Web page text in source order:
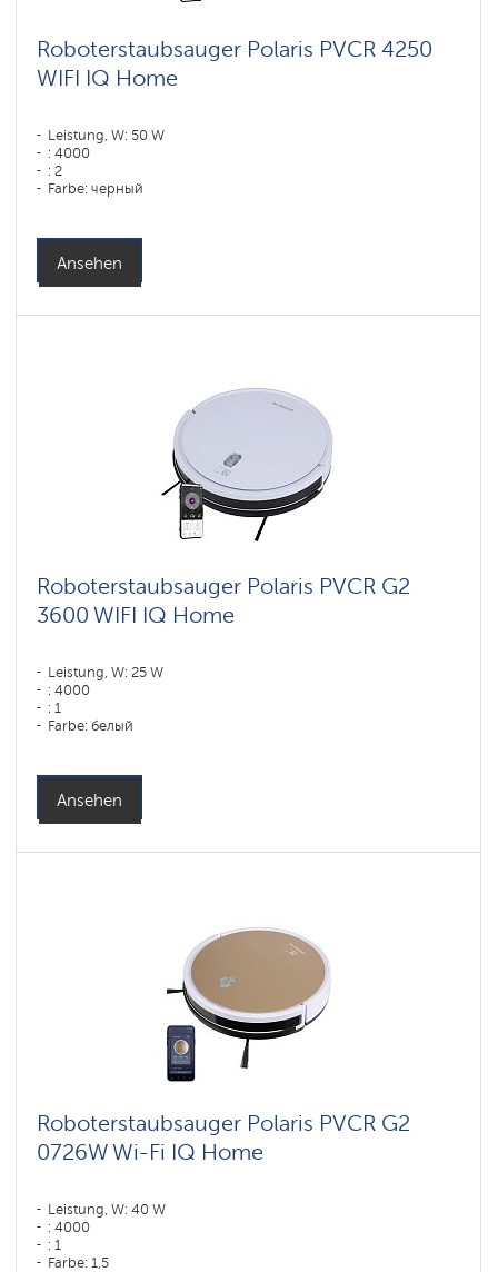
Roboterstaubsauger Polaris PVCR 4250
WIFI IQ Home
Leistung, W: 50 W
: 4000
: 2
Farbe: черный
Ansehen
Roboterstaubsauger Polaris PVCR G2
3600 WIFI IQ Home
Leistung, W: 25 W
: 4000
: 1
Farbe: белый
Ansehen
Roboterstaubsauger Polaris PVCR G2
0726W Wi-Fi IQ Home
Leistung, W: 40 W
: 4000
: 1
Farbe: 1,5